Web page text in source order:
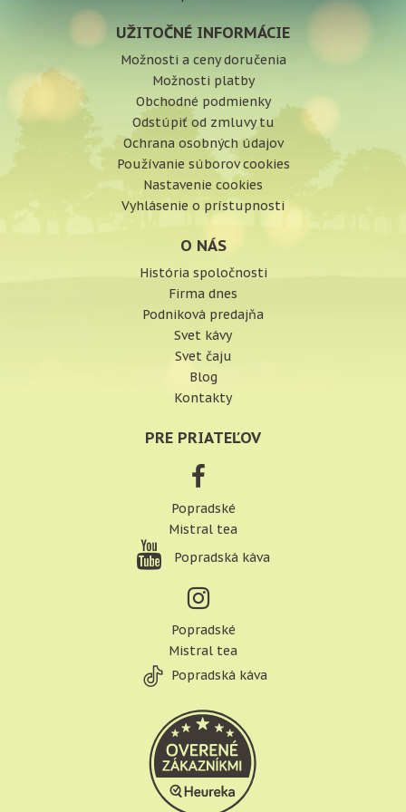
UŽITOČNÉ INFORMÁCIE
Možnosti a ceny doručenia
Možnosti platby
Obchodné podmienky
Odstúpiť od zmluvy tu
Ochrana osobných údajov
Používanie súborov cookies
Nastavenie cookies
Vyhlásenie o prístupnosti
O NÁS
História spoločnosti
Firma dnes
Podniková predajňa
Svet kávy
Svet čaju
Blog
Kontakty
PRE PRIATEĽOV
Popradské
Mistral tea
Popradská káva
Popradské
Mistral tea
Popradská káva